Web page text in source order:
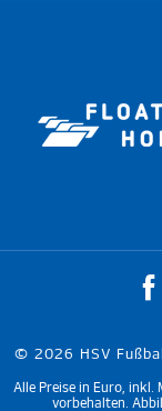
© 2026 HSV
Alle Preise in Euro, inkl.
vorbehalten.